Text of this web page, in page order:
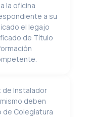
la oficina
a su
el legajo
de Título
de Instalador
deben
de Colegiatura